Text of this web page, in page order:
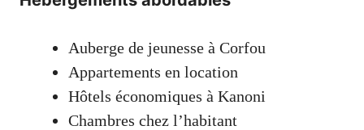
Auberge de jeunesse à Corfou
Appartements en location
Hôtels économiques à Kanoni
Chambres chez l’habitant